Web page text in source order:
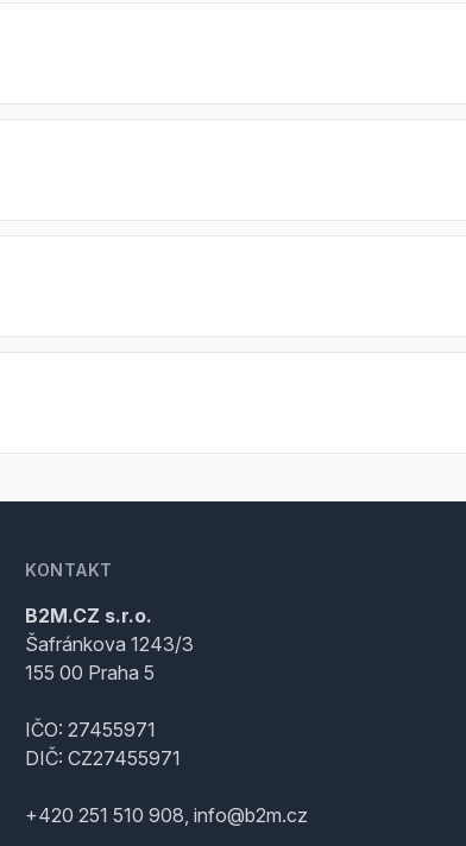
KONTAKT
B2M.CZ s.r.o.
Šafránkova 1243/3
155 00 Praha 5
IČO: 27455971
DIČ: CZ27455971
+420 251 510 908, info@b2m.cz